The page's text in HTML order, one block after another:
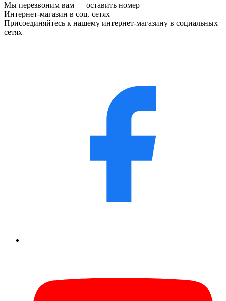
Мы перезвоним вам — оставить номер
Интернет-магазин в соц. сетях
Присоединяйтесь к нашему интернет-магазину в социальных
сетях